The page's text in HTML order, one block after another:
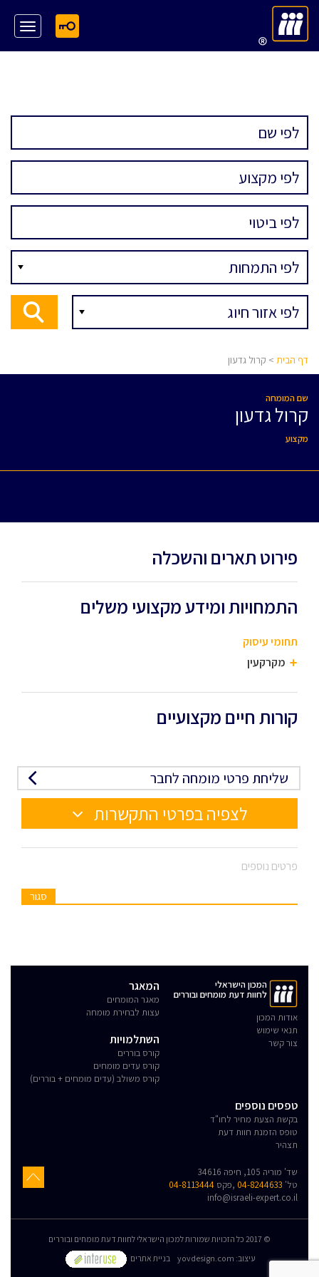
דף הבית > קרול גדעון
שם המומחה
קרול גדעון
מקצוע
פירוט תארים והשכלה
התמחויות ומידע מקצועי משלים
תחומי עיסוק
מקרקעין
קורות חיים מקצועיים
שליחת פרטי מומחה לחבר
לצפיה בפרטי התקשרות
פרטים נוספים
סגור
המכון הישראלי
לחוות דעת מומחים ובוררים
אודות המכון
תנאי שימוש
צור קשר
המאגר
מאגר המומחים
עצות לבחירת מומחה
השתלמויות
קורס בוררים
קורס עדים מומחים
קורס משולב (עדים מומחים + בוררים)
טפסים נוספים
בקשת הצעת מחיר לחו"ד
טופס הזמנת חוות דעת
תצהיר
שד' מוריה 105, חיפה 34616
טל' 04-8244633 ,פקס 04-8113444
info@israeli-expert.co.il
© 2017 כל הזכויות שמורות למכון הישראלי לחוות דעת מומחים ובוררים
בניית אתרים
yovdesign.com :עיצוב